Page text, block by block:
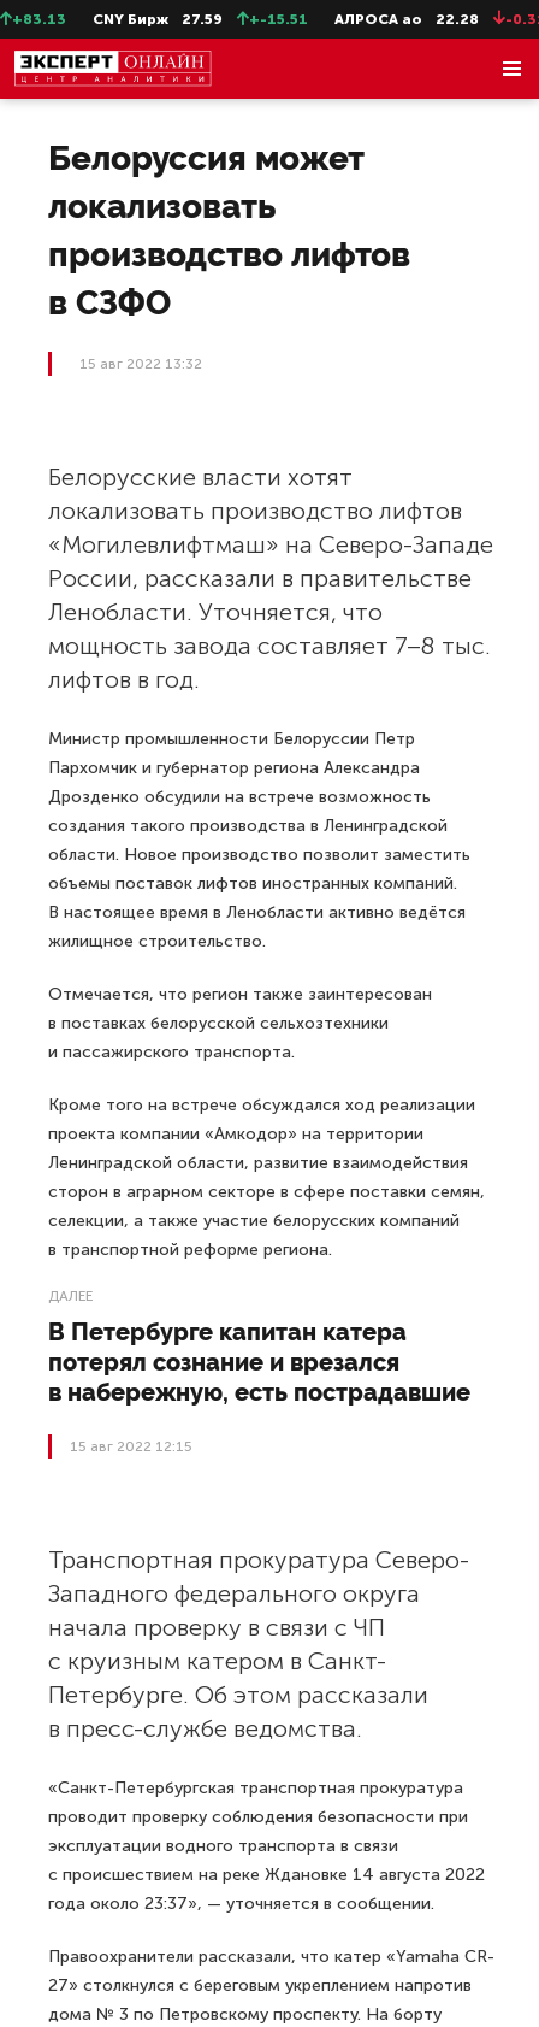
CNY Бирж 27.59 +-15.51 АЛРОСА ао 22.28 -0.31
Белоруссия может
локализовать
производство лифтов
в СЗФО
15 авг 2022 13:32
Белорусские власти хотят
локализовать производство лифтов
«Могилевлифтмаш» на Северо-Западе
России, рассказали в правительстве
Ленобласти. Уточняется, что
мощность завода составляет 7–8 тыс.
лифтов в год.
Министр промышленности Белоруссии Петр
Пархомчик и губернатор региона Александра
Дрозденко обсудили на встрече возможность
создания такого производства в Ленинградской
области. Новое производство позволит заместить
объемы поставок лифтов иностранных компаний.
В настоящее время в Ленобласти активно ведётся
жилищное строительство.
Отмечается, что регион также заинтересован
в поставках белорусской сельхозтехники
и пассажирского транспорта.
Кроме того на встрече обсуждался ход реализации
проекта компании «Амкодор» на территории
Ленинградской области, развитие взаимодействия
сторон в аграрном секторе в сфере поставки семян,
селекции, а также участие белорусских компаний
в транспортной реформе региона.
ДАЛЕЕ
В Петербурге капитан катера
потерял сознание и врезался
в набережную, есть пострадавшие
15 авг 2022 12:15
Транспортная прокуратура Северо-
Западного федерального округа
начала проверку в связи с ЧП
с круизным катером в Санкт-
Петербурге. Об этом рассказали
в пресс-службе ведомства.
«Санкт-Петербургская транспортная прокуратура
проводит проверку соблюдения безопасности при
эксплуатации водного транспорта в связи
с происшествием на реке Ждановке 14 августа 2022
года около 23:37», — уточняется в сообщении.
Правоохранители рассказали, что катер «Yamaha CR-
27» столкнулся с береговым укреплением напротив
дома № 3 по Петровскому проспекту. На борту